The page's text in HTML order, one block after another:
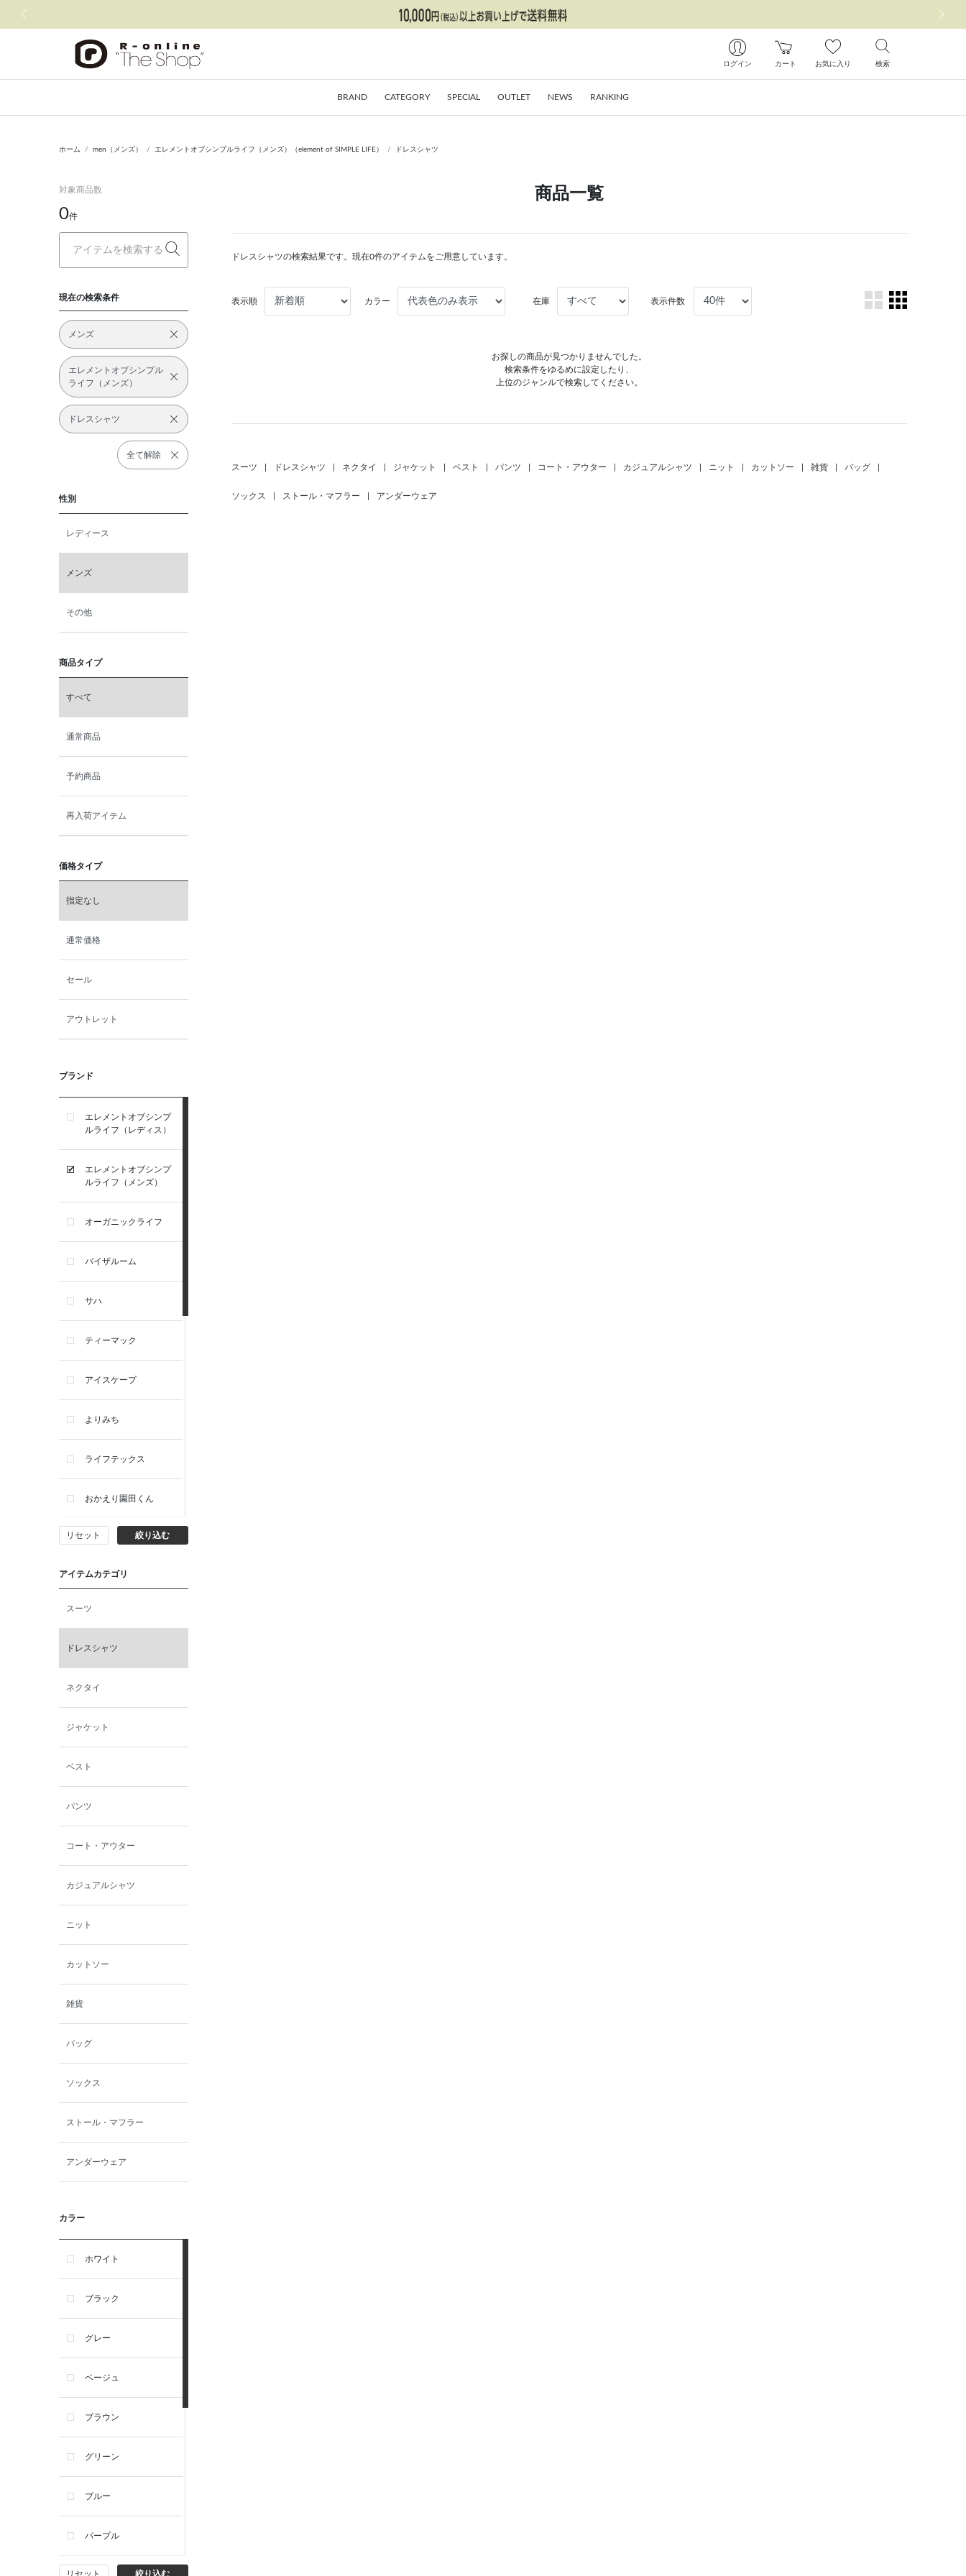
ログイン カート お気に入り 検索
BRAND CATEGORY SPECIAL OUTLET NEWS RANKING
ホーム men（メンズ） エレメントオブシンプルライフ（メンズ）（element of SIMPLE LIFE） ドレスシャツ
対象商品数
0件
現在の検索条件
メンズ
エレメントオブシンプル
ライフ（メンズ）
ドレスシャツ
全て解除
性別
レディース
メンズ
その他
商品タイプ
すべて
通常商品
予約商品
再入荷アイテム
価格タイプ
指定なし
通常価格
セール
アウトレット
ブランド
エレメントオブシンプ
ルライフ（レディス）
エレメントオブシンプ
ルライフ（メンズ）
オーガニックライフ
バイザルーム
サハ
ティーマック
アイスケープ
よりみち
ライフテックス
おかえり園田くん
ビー・エー・ジー
イヴィスト
ン
西脇シリーズ
小泉革店
シャミー
パーソンズジーンズ
ファインデーション
ローズペッシュ / パル
モンド
リセット 絞り込む
アイテムカテゴリ
スーツ
ドレスシャツ
ネクタイ
ジャケット
ベスト
パンツ
コート・アウター
カジュアルシャツ
ニット
カットソー
雑貨
バッグ
ソックス
ストール・マフラー
アンダーウェア
カラー
ホワイト
ブラック
グレー
ベージュ
ブラウン
グリーン
ブルー
パープル
リセット 絞り込む
商品一覧
ドレスシャツの検索結果です。現在0件のアイテムをご用意しています。
表示順 カラー 在庫 表示件数
お探しの商品が見つかりませんでした。
検索条件をゆるめに設定したり、
上位のジャンルで検索してください。
スーツ ドレスシャツ ネクタイ ジャケット ベスト パンツ コート・アウター カジュアルシャツ ニット カットソー 雑貨 バッグ
ソックス ストール・マフラー アンダーウェア